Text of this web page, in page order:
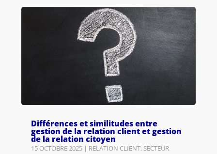
Différences et similitudes entre
gestion de la relation client et gestion
de la relation citoyen
15 OCTOBRE 2025| RELATION CLIENT, SECTEUR